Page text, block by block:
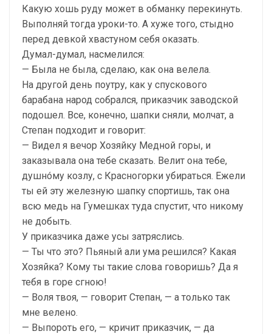
Какую хошь руду может в обманку перекинуть.
Выполняй тогда уроки-то. А хуже того, стыдно
перед девкой хвастуном себя оказать.
Думал-думал, насмелился:
— Была не была, сделаю, как она велела.
На другой день поутру, как у спускового
барабана народ собрался, приказчик заводской
подошел. Все, конечно, шапки сняли, молчат, а
Степан подходит и говорит:
— Видел я вечор Хозяйку Медной горы, и
заказывала она тебе сказать. Велит она тебе,
душнóму козлу, с Красногорки убираться. Ежели
ты ей эту железную шапку спортишь, так она
всю медь на Гумешках туда спустит, что никому
не добыть.
У приказчика даже усы затряслись.
— Ты что это? Пьяный али ума решился? Какая
Хозяйка? Кому ты такие слова говоришь? Да я
тебя в горе сгною!
— Воля твоя, — говорит Степан, — а только так
мне велено.
— Выпороть его, — кричит приказчик, — да